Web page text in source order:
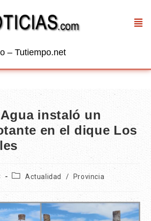
– Tutiempo.net
instaló un
en el dique Los
Actualidad / Provincia